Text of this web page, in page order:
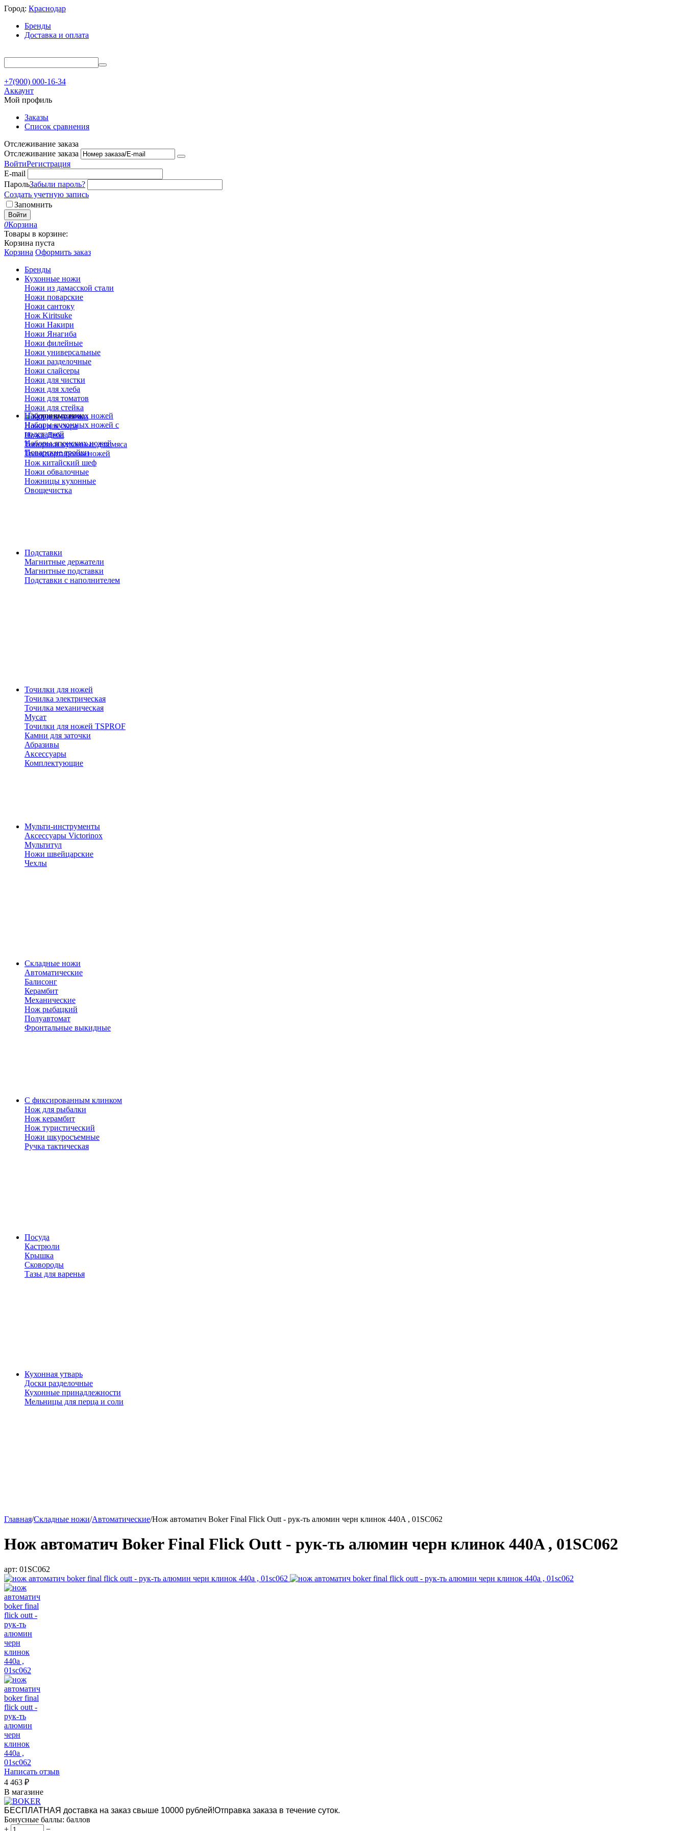
Город: Краснодар
Бренды
Доставка и оплата
+7(900) 000-16-34
Аккаунт
Мой профиль
Заказы
Список сравнения
Отслеживание заказа
Отслеживание заказа
ВойтиРегистрация
E-mail
ПарольЗабыли пароль?
Создать учетную запись
Запомнить
Войти
0Корзина
Товары в корзине:
Корзина пуста
Корзина Оформить заказ
Бренды
Кухонные ножи
Ножи из дамасской стали
Ножи поварские
Ножи сантоку
Нож Kiritsuke
Ножи Накири
Ножи Янагиба
Ножи филейные
Ножи универсальные
Ножи разделочные
Ножи слайсеры
Ножи для чистки
Ножи для хлеба
Ножи для томатов
Ножи для стейка
Ножи для нарезки
Ножи для сыра
Ножи Деба
Топорики кухонные для мяса
Транспортировка ножей
Нож китайский шеф
Ножи обвалочные
Ножницы кухонные
Овощечистка
Наборы кухонных ножей
Наборы кухонных ножей с
подставкой
Наборы японских ножей
Поварские тройки
Подставки
Магнитные держатели
Магнитные подставки
Подставки с наполнителем
Точилки для ножей
Точилка электрическая
Точилка механическая
Мусат
Точилки для ножей TSPROF
Камни для заточки
Абразивы
Аксессуары
Комплектующие
Мульти-инструменты
Аксессуары Victorinox
Мультитул
Ножи швейцарские
Чехлы
Складные ножи
Автоматические
Балисонг
Керамбит
Механические
Нож рыбацкий
Полуавтомат
Фронтальные выкидные
С фиксированным клинком
Нож для рыбалки
Нож керамбит
Нож туристический
Ножи шкуросъемные
Ручка тактическая
Посуда
Кастрюли
Крышка
Сковороды
Тазы для варенья
Кухонная утварь
Доски разделочные
Кухонные принадлежности
Мельницы для перца и соли
Главная/Складные ножи/Автоматические/Нож автоматич Boker Final Flick Outt - рук-ть алюмин черн клинок 440A , 01SC062
Нож автоматич Boker Final Flick Outt - рук-ть алюмин черн клинок 440A , 01SC062
арт: 01SC062
Написать отзыв
4 463 ₽
В магазине
БЕСПЛАТНАЯ доставка на заказ свыше 10000 рублей!Отправка заказа в течение суток.
Бонусные баллы: баллов
+
−